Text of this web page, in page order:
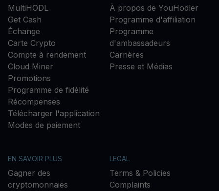
MultiHODL
Get Cash
Échange
Carte Crypto
Compte à rendement
Cloud Miner
Promotions
Programme de fidélité
Récompenses
Télécharger l'application
Modes de paiement
À propos de YouHodler
Programme d'affiliation
Programme
d'ambassadeurs
Carrières
Presse et Médias
EN SAVOIR PLUS
Gagner des
cryptomonnaies
LEGAL
Terms & Policies
Complaints